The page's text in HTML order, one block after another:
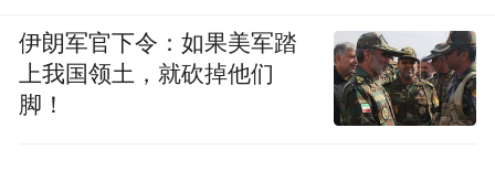
伊朗军官下令：如果美军踏
上我国领土，就砍掉他们
脚！